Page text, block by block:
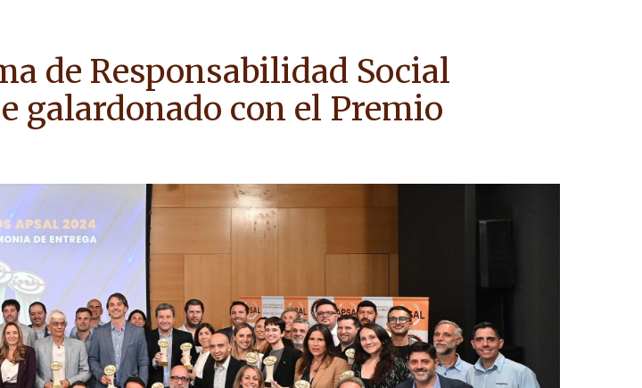
de Responsabilidad Social
galardonado con el Premio